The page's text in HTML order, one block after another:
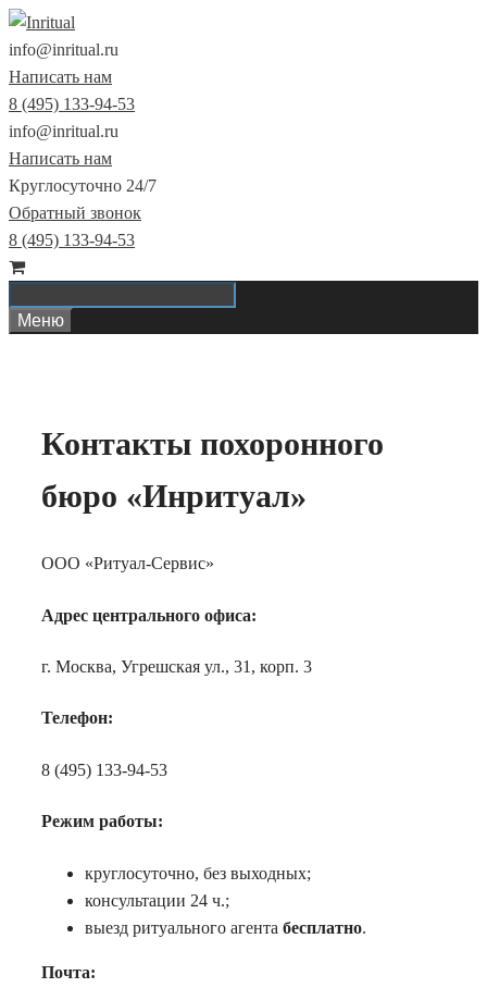
Перейти
к
содержимому
info@inritual.ru
Написать нам
8 (495) 133-94-53
info@inritual.ru
Написать нам
Круглосуточно 24/7
Обратный звонок
8 (495) 133-94-53
Меню
Контакты похоронного
бюро «Инритуал»
ООО «Ритуал-Сервис»
Адрес центрального офиса:
г. Москва, Угрешская ул., 31, корп. 3
Телефон:
8 (495) 133-94-53
Режим работы:
круглосуточно, без выходных;
консультации 24 ч.;
выезд ритуального агента бесплатно.
Почта: